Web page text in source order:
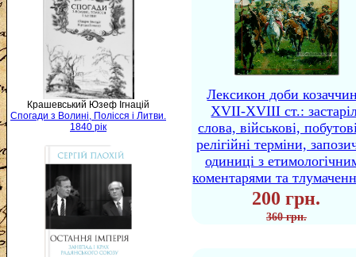
Крашевський Юзеф Ігнацій
Спогади з Волині, Полісся і Литви.
1840 рік
Лексикон доби
XVII-XVIII ст.:
слова, військові,
релігійні терміни,
одиниці з
коментарями та
200 грн.
360 грн.